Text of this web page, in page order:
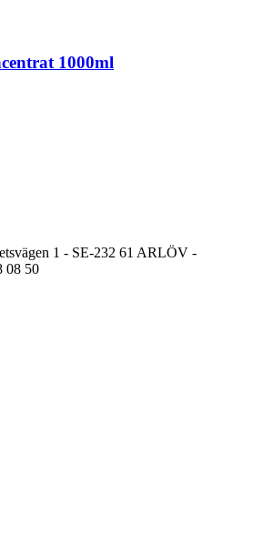
1000ml
1 - SE-232 61 ARLÖV -
08 50